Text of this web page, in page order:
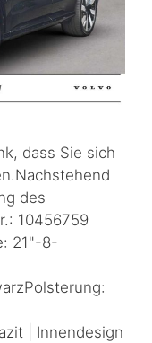
dass Sie sich
des
10456759
21"-8-
| Innendesign